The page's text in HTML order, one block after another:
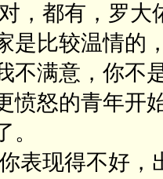
，都有，罗
是比较温情的
不满意，你不
愤怒的青年开
表现得不好